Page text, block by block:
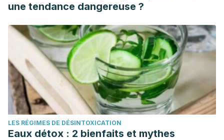
une tendance dangereuse ?
LES RÉGIMES DE DÉSINTOXICATION
Eaux détox : 2 bienfaits et mythes